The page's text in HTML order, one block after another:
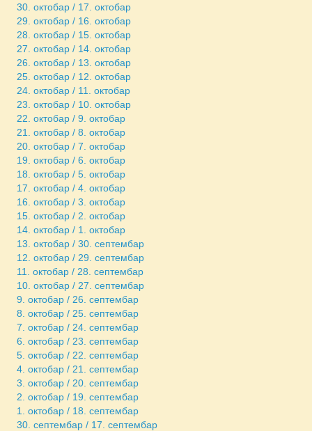
30. октобар / 17. октобар
29. октобар / 16. октобар
28. октобар / 15. октобар
27. октобар / 14. октобар
26. октобар / 13. октобар
25. октобар / 12. октобар
24. октобар / 11. октобар
23. октобар / 10. октобар
22. октобар / 9. октобар
21. октобар / 8. октобар
20. октобар / 7. октобар
19. октобар / 6. октобар
18. октобар / 5. октобар
17. октобар / 4. октобар
16. октобар / 3. октобар
15. октобар / 2. октобар
14. октобар / 1. октобар
13. октобар / 30. септембар
12. октобар / 29. септембар
11. октобар / 28. септембар
10. октобар / 27. септембар
9. октобар / 26. септембар
8. октобар / 25. септембар
7. октобар / 24. септембар
6. октобар / 23. септембар
5. октобар / 22. септембар
4. октобар / 21. септембар
3. октобар / 20. септембар
2. октобар / 19. септембар
1. октобар / 18. септембар
30. септембар / 17. септембар